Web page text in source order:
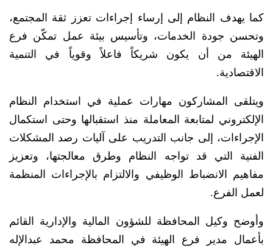
كما يهدف النظام إلى إرساء إجراءات تعزز ثقة المجتمع،
وتحسن جودة الخدمات، وتأسيس بيئة عمل تمكّن فرع
الهيئة من أن يكون شريكاً فاعلاً وقوياً في التنمية
الاقتصادية.
ويتلقى المشاركون مهارات عملية في استخدام النظام
الإلكتروني لمتابعة المعاملة منذ استقبالها وحتى استكمال
الإجراءات، إلى جانب التدريب على آليات رصد المشكلات
الفنية التي قد تواجه النظام وطرق معالجتها، وتعزيز
مفاهيم الانضباط الوظيفي والالتزام بالإجراءات المنظمة
لعمل الفرع.
وأوضح وكيل المحافظة للشؤون المالية والإدارية القائم
بأعمال مدير فرع الهيئة في المحافظة محمد عبدالإله